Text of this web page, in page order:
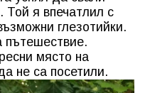
Той я впечатлил с
глезотийки.
пътешествие.
място на
не са посетили.